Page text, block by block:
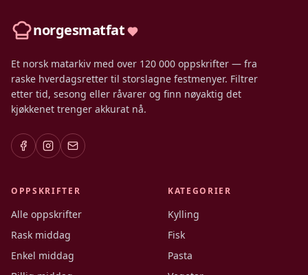
norgesmatfat
Et norsk matarkiv med over 120 000 oppskrifter — fra
raske hverdagsretter til storslagne festmenyer. Filtrer
etter tid, sesong eller råvarer og finn nøyaktig det
kjøkkenet trenger akkurat nå.
OPPSKRIFTER
Alle oppskrifter
Rask middag
Enkel middag
KATEGORIER
Kylling
Fisk
Pasta